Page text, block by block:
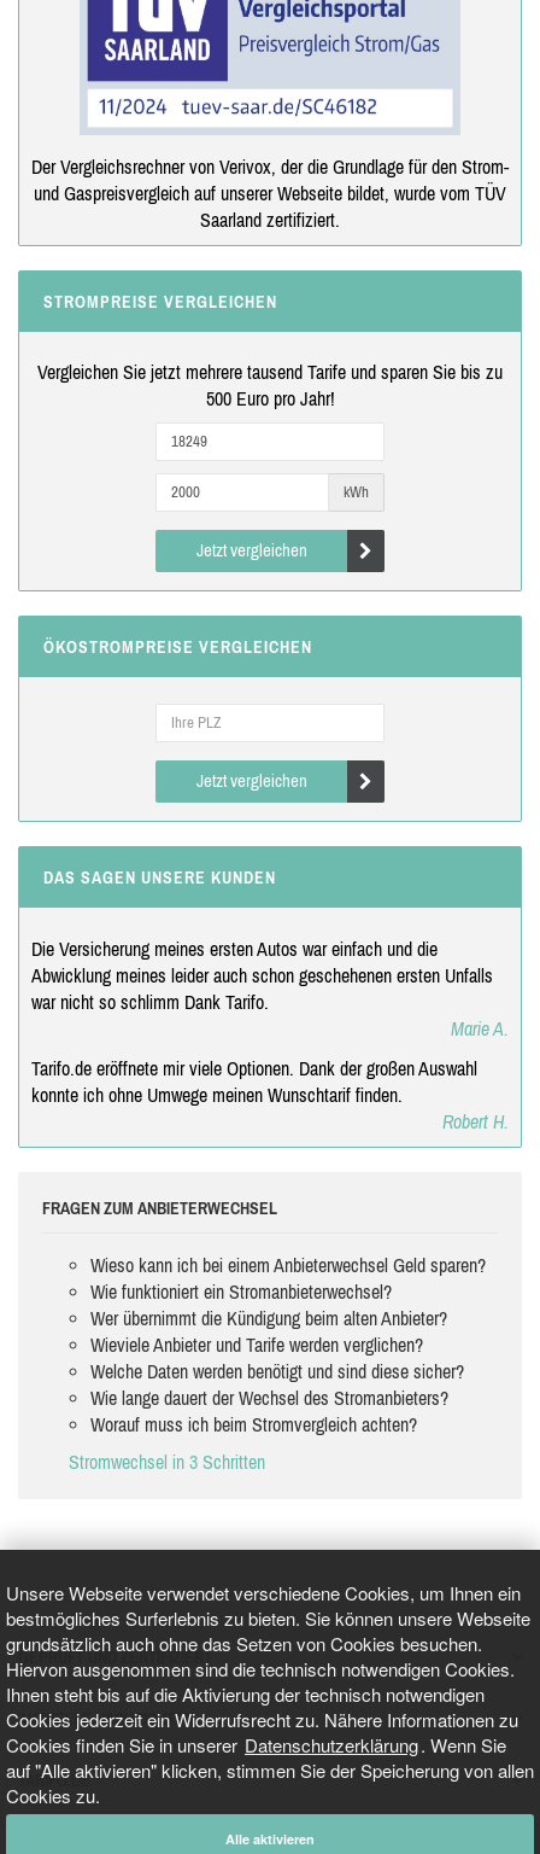
Unsere Webseite verwendet verschiedene Cookies, um Ihnen ein
bestmögliches Surferlebnis zu bieten. Sie können unsere Webseite
grundsätzlich auch ohne das Setzen von Cookies besuchen.
Hiervon ausgenommen sind die technisch notwendigen Cookies.
Ihnen steht bis auf die Aktivierung der technisch notwendigen
Cookies jederzeit ein Widerrufsrecht zu. Nähere Informationen zu
Cookies finden Sie in unserer Datenschutzerklärung. Wenn Sie
auf "Alle aktivieren" klicken, stimmen Sie der Speicherung von allen
Cookies zu.
Alle aktivieren
Der Vergleichsrechner von Verivox, der die Grundlage für den Strom-
und Gaspreisvergleich auf unserer Webseite bildet, wurde vom TÜV
Saarland zertifiziert.
STROMPREISE VERGLEICHEN
Vergleichen Sie jetzt mehrere tausend Tarife und sparen Sie bis zu
500 Euro pro Jahr!
kWh
Jetzt vergleichen
ÖKOSTROMPREISE VERGLEICHEN
Jetzt vergleichen
DAS SAGEN UNSERE KUNDEN
Die Versicherung meines ersten Autos war einfach und die
Abwicklung meines leider auch schon geschehenen ersten Unfalls
war nicht so schlimm Dank Tarifo.
Marie A.
Tarifo.de eröffnete mir viele Optionen. Dank der großen Auswahl
konnte ich ohne Umwege meinen Wunschtarif finden.
Robert H.
FRAGEN ZUM ANBIETERWECHSEL
Wieso kann ich bei einem Anbieterwechsel Geld sparen?
Wie funktioniert ein Stromanbieterwechsel?
Wer übernimmt die Kündigung beim alten Anbieter?
Wieviele Anbieter und Tarife werden verglichen?
Welche Daten werden benötigt und sind diese sicher?
Wie lange dauert der Wechsel des Stromanbieters?
Worauf muss ich beim Stromvergleich achten?
Stromwechsel in 3 Schritten
GEPRÜFT UND ZERTIFIZIERT
AKTUELLE NACHRICHTEN
TARIFO.DE